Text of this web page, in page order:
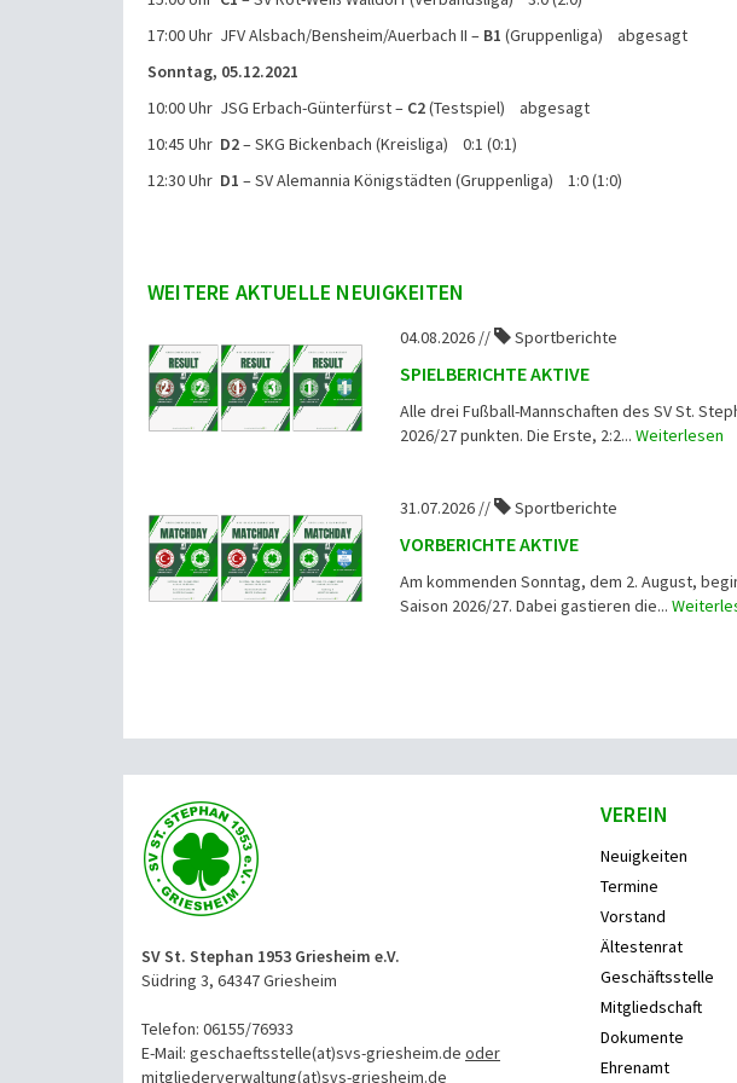
17:00 Uhr JFV Alsbach/Bensheim/Auerbach II – B1 (Gruppenliga) abgesagt
Sonntag, 05.12.2021
10:00 Uhr JSG Erbach-Günterfürst – C2(Testspiel) abgesagt
10:45 Uhr D2– SKG Bickenbach (Kreisliga) 0:1 (0:1)
12:30 Uhr D1 – SV Alemannia Königstädten (Gruppenliga) 1:0 (1:0)
WEITERE AKTUELLE NEUIGKEITEN
04.08.2026 // Sportberichte
SPIELBERICHTE AKTIVE
Alle drei Fußball-Mannschaften des SV St.
2026/27 punkten. Die Erste, 2:2...Weiterlesen
31.07.2026 // Sportberichte
VORBERICHTE AKTIVE
Am kommenden Sonntag, dem 2. August,
Saison 2026/27. Dabei gastieren die...
SV St. Stephan 1953 Griesheim e.V.
Südring 3, 64347 Griesheim
Telefon: 06155/76933
E-Mail: geschaeftsstelle(at)svs-griesheim.de oder
mitgliederverwaltung(at)svs-griesheim.de
VEREIN
Neuigkeiten
Termine
Vorstand
Ältestenrat
Geschäftsstelle
Mitgliedschaft
Dokumente
Ehrenamt